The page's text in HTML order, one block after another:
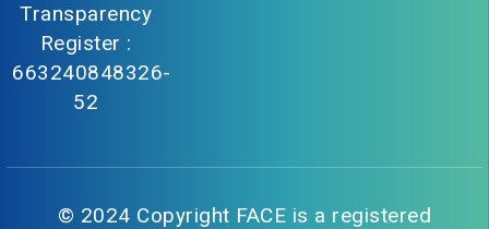
Transparency
Register :
663240848326-
52
© 2024 Copyright FACE is a registered